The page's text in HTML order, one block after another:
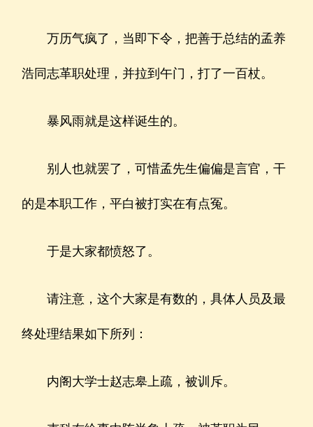
万历气疯了，当即下令，把善于总结的孟养
浩同志革职处理，并拉到午门，打了一百杖。
暴风雨就是这样诞生的。
别人也就罢了，可惜孟先生偏偏是言官，干
的是本职工作，平白被打实在有点冤。
于是大家都愤怒了。
请注意，这个大家是有数的，具体人员及最
终处理结果如下所列：
内阁大学士赵志皋上疏，被训斥。